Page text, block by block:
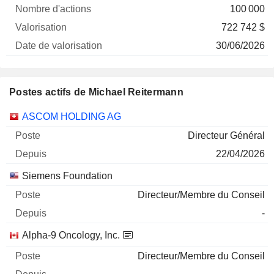
100 000
722 742 $
30/06/2026
Postes actifs de Michael Reitermann
Sociétés Poste Début
ASCOM HOLDING AG
Directeur Général
22/04/2026
Siemens Foundation
Directeur/Membre du Conseil
-
Alpha-9 Oncology, Inc.
Directeur/Membre du Conseil